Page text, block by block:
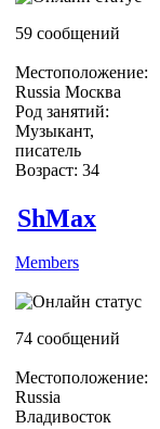
59 сообщений
Местоположение:
Russia Москва
Род занятий:
Музыкант,
писатель
Возраст: 34
ShMax
Members
74 сообщений
Местоположение:
Russia
Владивосток